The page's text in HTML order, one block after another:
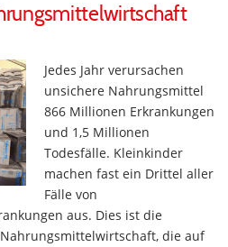
Jedes Jahr verursachen
unsichere Nahrungsmittel
866 Millionen Erkrankungen
und 1,5 Millionen
Todesfälle. Kleinkinder
machen fast ein Drittel aller
Fälle von
aus. Dies ist die
die auf